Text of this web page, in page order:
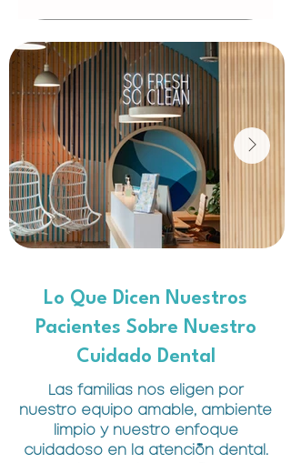
Lo Que Dicen Nuestros
Pacientes Sobre Nuestro
Cuidado Dental
Las familias nos eligen por
nuestro equipo amable, ambiente
limpio y nuestro enfoque
cuidadoso en la atención dental.